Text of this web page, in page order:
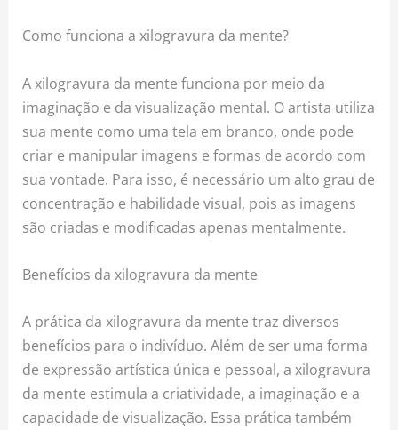
Como funciona a xilogravura da mente?
A xilogravura da mente funciona por meio da
imaginação e da visualização mental. O artista utiliza
sua mente como uma tela em branco, onde pode
criar e manipular imagens e formas de acordo com
sua vontade. Para isso, é necessário um alto grau de
concentração e habilidade visual, pois as imagens
são criadas e modificadas apenas mentalmente.
Benefícios da xilogravura da mente
A prática da xilogravura da mente traz diversos
benefícios para o indivíduo. Além de ser uma forma
de expressão artística única e pessoal, a xilogravura
da mente estimula a criatividade, a imaginação e a
capacidade de visualização. Essa prática também